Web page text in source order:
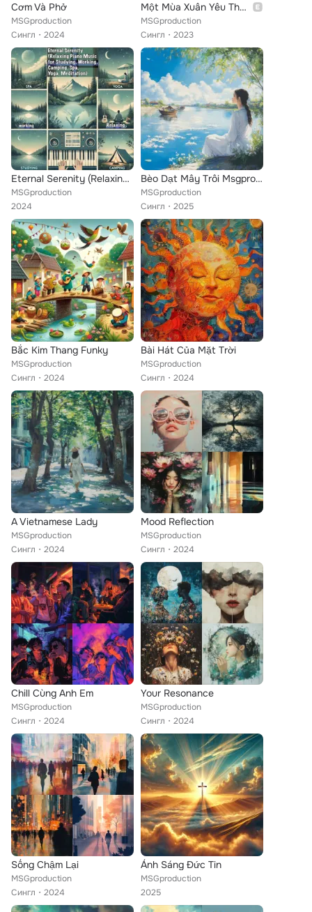
Cơm Và Phở
MSGproduction
Сингл
2024
Một Mùa Xuân Yêu Thương
MSGproduction
Сингл
2023
Eternal Serenity (Relaxing Piano Music for Studying, Working, Camping, Spa, Yoga, Meditation)
MSGproduction
2024
Bèo Dạt Mây Trôi Msgproduction
MSGproduction
Сингл
2025
Bắc Kim Thang Funky
MSGproduction
Сингл
2024
Bài Hát Của Mặt Trời
MSGproduction
Сингл
2024
A Vietnamese Lady
MSGproduction
Сингл
2024
Mood Reflection
MSGproduction
Сингл
2024
Chill Cùng Anh Em
MSGproduction
Сингл
2024
Your Resonance
MSGproduction
Сингл
2024
Sống Chậm Lại
MSGproduction
Сингл
2024
Ánh Sáng Đức Tin
MSGproduction
2025